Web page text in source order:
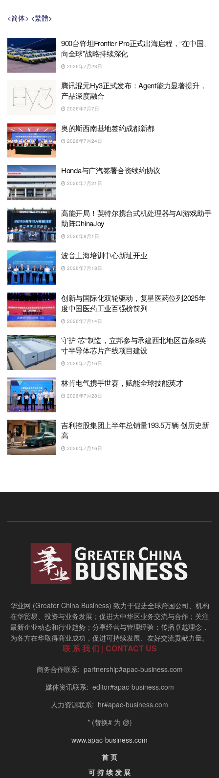
<简体> <繁體>
900台锋坦Frontier Pro正式出海启程，“在中国、
向全球”战略持续深化
2026年7月23日
腾讯混元Hy3正式发布：Agent能力显著提升，
产品深度融合
2026年7月7日
奥的斯西南基地签约成都新都
2026年7月24日
Honda与广汽签署合资续约协议
2026年7月21日
高能开局！英特尔携台式机处理器与AI游戏助手
助阵ChinaJoy
2026年8月1日
波音上海培训中心新址开业
2026年7月18日
创新与国际化双轮驱动，复星医药位列2025年
度中国医药工业百强榜前列
2026年7月14日
守护“芯”制造，立邦参与承建西北地区首条8英
寸半导体芯片产线项目建设
2026年7月16日
林肯电气携手世赛，赋能全球技能英才
2026年7月28日
吉利控股集团上半年总销量193.5万辆 创历史新
高
2026年7月16日
华业网 (Greater China Business) 致力于促进全球跨国公司、机构
在华贸易、投资与业务发展；促进大中华区业务交流与合作；关注
最新企业动态和行业趋势；分享经营与管理经验；传播卓越理念，
为各方在华取得商业成功，促进可持续发展、友好交流贡献力量。
联 系 我 们 | CONTACT US
商务合作联系: partnership#apac-business.com
媒体资讯联系: editor#apac-business.com
人力资源联系: hr#apac-business.com
* (替换# 为 @)
www.apac-business.com
首 页
可 持 续 发 展